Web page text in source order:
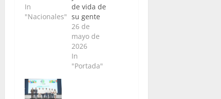
In
"Nacionales"
de vida de
su gente
26 de
mayo de
2026
In
"Portada"